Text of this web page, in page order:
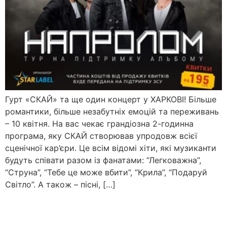
Гурт «СКАЙ» та ще один концерт у ХАРКОВІ! Більше
романтики, більше незабутніх емоцій та переживань
– 10 квітня. На вас чекає грандіозна 2-годинна
програма, яку СКАЙ створював упродовж всієї
сценічної кар’єри. Це всім відомі хіти, які музиканти
будуть співати разом із фанатами: “Легковажна”,
“Струна”, “Тебе це може вбити”, “Крила”, “Подаруй
Світло”. А також – пісні, […]